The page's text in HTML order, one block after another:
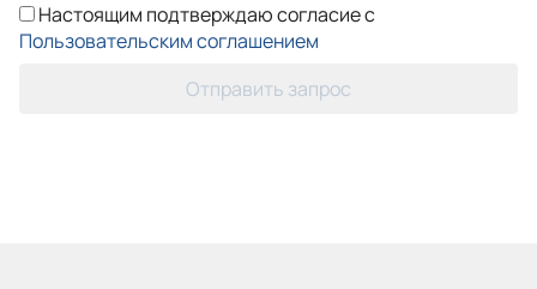
Настоящим подтверждаю согласие с
Пользовательским соглашением
Отправить запрос